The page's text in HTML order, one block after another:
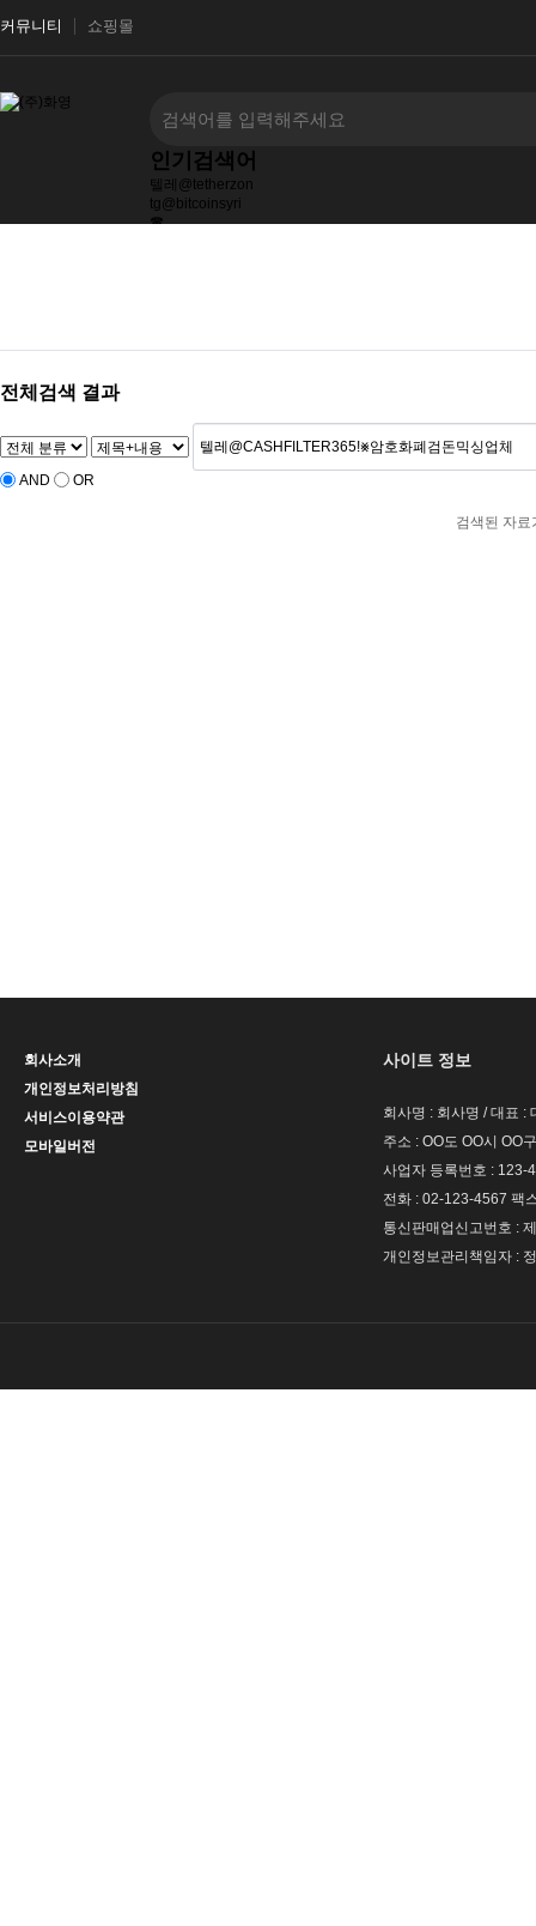
커뮤니티 쇼핑몰
인기검색어
텔레@tetherzon
tg@bitcoinsyri
☎
전체검색 결과
AND OR
검색된 자료
회사소개
개인정보처리방침
서비스이용약관
모바일버전
사이트 정보
회사명 : 회사명 / 대표 :
주소 : OO도 OO시 OO
사업자 등록번호 : 123-
전화 : 02-123-4567 팩
통신판매업신고번호 :
개인정보관리책임자 :